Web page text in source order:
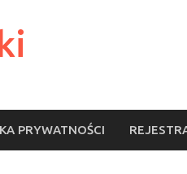
PRYWATNOŚCI